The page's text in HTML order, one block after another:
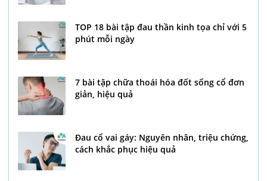
TOP 18 bài tập đau thần kinh tọa chỉ với 5
phút mỗi ngày
7 bài tập chữa thoái hóa đốt sống cổ đơn
giản, hiệu quả
Đau cổ vai gáy: Nguyên nhân, triệu chứng,
cách khắc phục hiệu quả